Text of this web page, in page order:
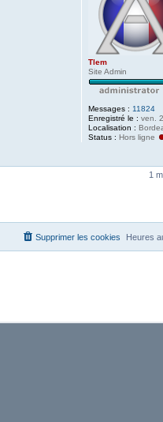
Tlem
Site Admin
Messages : 11824
Enregistré le : ven.
Localisation :
Status : Hors ligne
1
Heures
Supprimer les cookies